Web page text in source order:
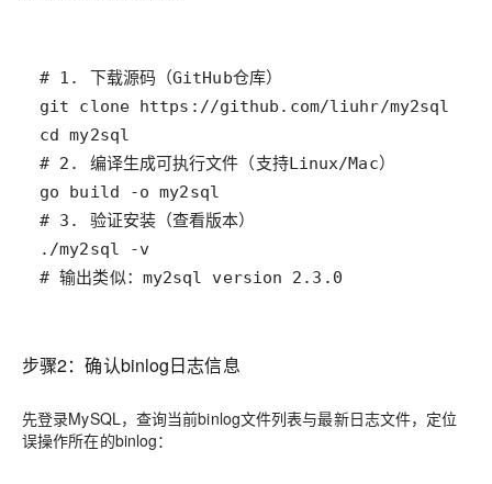
# 输出类似：my2sql version 2.3.0
步骤2：确认binlog日志信息
先登录MySQL，查询当前binlog文件列表与最新日志文件，定位
误操作所在的binlog：